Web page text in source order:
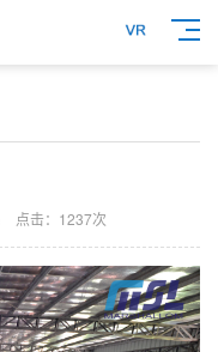
点击： 1237次